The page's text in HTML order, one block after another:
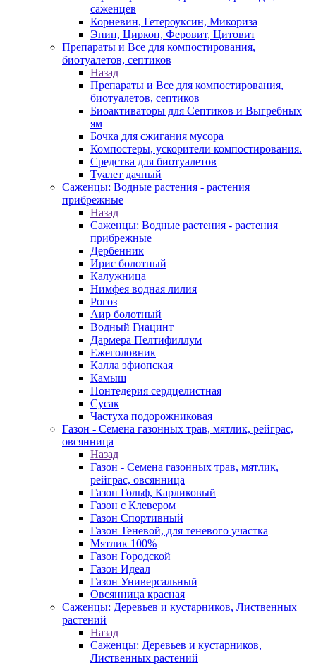
саженцев
Корневин, Гетероуксин, Микориза
Эпин, Циркон, Феровит, Цитовит
Препараты и Все для компостирования,
биотуалетов, септиков
Назад
Препараты и Все для компостирования,
биотуалетов, септиков
Биоактиваторы для Септиков и Выгребных
ям
Бочка для сжигания мусора
Компостеры, ускорители компостирования.
Средства для биотуалетов
Туалет дачный
Саженцы: Водные растения - растения
прибрежные
Назад
Саженцы: Водные растения - растения
прибрежные
Дербенник
Ирис болотный
Калужница
Нимфея водная лилия
Рогоз
Аир болотный
Водный Гиацинт
Дармера Пелтифиллум
Ежеголовник
Калла эфиопская
Камыш
Понтедерия сердцелистная
Сусак
Частуха подорожниковая
Газон - Семена газонных трав, мятлик, рейграс,
овсянница
Назад
Газон - Семена газонных трав, мятлик,
рейграс, овсянница
Газон Гольф, Карликовый
Газон с Клевером
Газон Спортивный
Газон Теневой, для теневого участка
Мятлик 100%
Газон Городской
Газон Идеал
Газон Универсальный
Овсянница красная
Саженцы: Деревьев и кустарников, Лиственных
растений
Назад
Саженцы: Деревьев и кустарников,
Лиственных растений